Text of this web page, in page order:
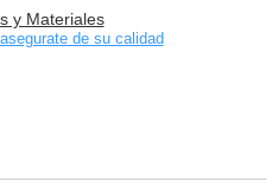
y Materiales
de su calidad